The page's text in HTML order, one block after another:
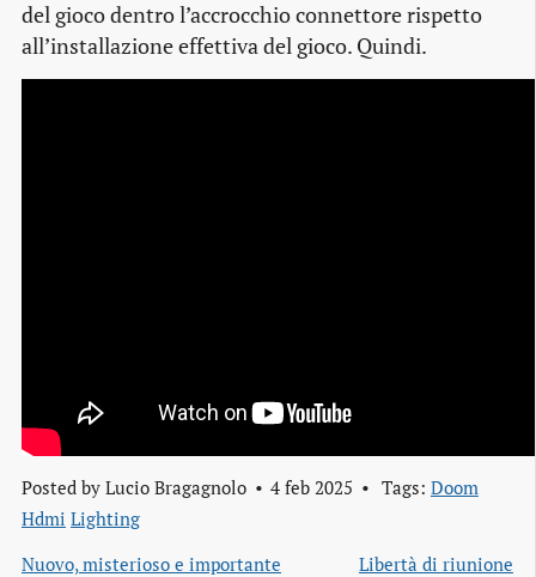
del gioco dentro l’accrocchio connettore rispetto
all’installazione effettiva del gioco. Quindi.
Posted by Lucio Bragagnolo 4 feb 2025 Tags: Doom
Hdmi Lighting
Nuovo, misterioso e importante
Libertà di riunione